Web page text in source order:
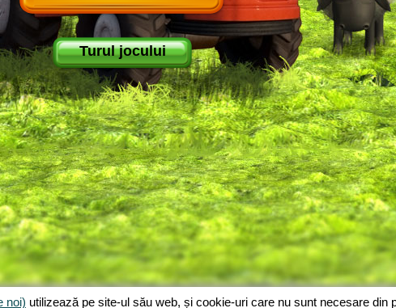
Turul jocului
noi) utilizează pe site-ul său web, și cookie-uri care nu sunt necesare din